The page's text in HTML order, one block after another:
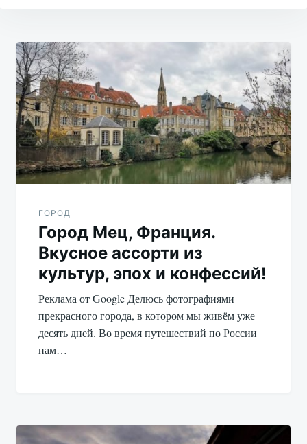
Навигация
по
записям
ГОРОД
Город Мец, Франция.
Вкусное ассорти из
культур, эпох и конфессий!
Реклама от Google Делюсь фотографиями
прекрасного города, в котором мы живём уже
десять дней. Во время путешествий по России
нам…